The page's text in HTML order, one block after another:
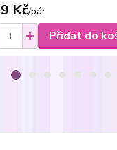
Kč/pár
Přidat do